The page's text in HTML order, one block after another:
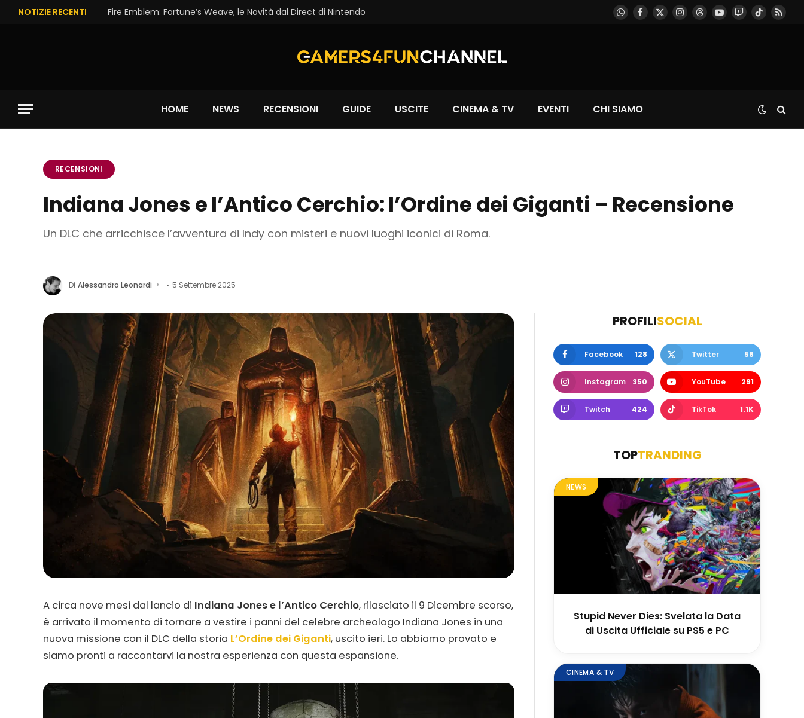
NOTIZIE RECENTI Fire Emblem: Fortune’s Weave, le Novità dal Direct di Nintendo WhatsApp
Facebook
X
Instagram
ThreadsYouTube
TwitchTikTok
RSS
HOME NEWS RECENSIONI GUIDE USCITE CINEMA & TV EVENTI CHI SIAMO
RECENSIONI
Indiana Jones e l’Antico Cerchio: l’Ordine dei Giganti – Recensione
Un DLC che arricchisce l’avventura di Indy con misteri e nuovi luoghi iconici di Roma.
Di Alessandro Leonardi 5 Settembre 2025
A circa nove mesi dal lancio di Indiana Jones e l’Antico Cerchio, rilasciato il 9 Dicembre scorso,
è arrivato il momento di tornare a vestire i panni del celebre archeologo Indiana Jones in una
nuova missione con il DLC della storia L’Ordine dei Giganti, uscito ieri. Lo abbiamo provato e
siamo pronti a raccontarvi la nostra esperienza con questa espansione.
PROFILISOCIAL
Facebook 128 Twitter 58
Instagram 350 YouTube 291
Twitch 424 TikTok 1.1K
TOPTRANDING
NEWS
Stupid Never Dies: Svelata la Data
di Uscita Ufficiale su PS5 e PC
CINEMA & TV